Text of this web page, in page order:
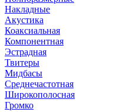
Накладные
Акустика
Коаксиальная
Компонентная
Эстрадная
Твитеры
Мидбасы
Среднечастотная
Широкополосная
Громко